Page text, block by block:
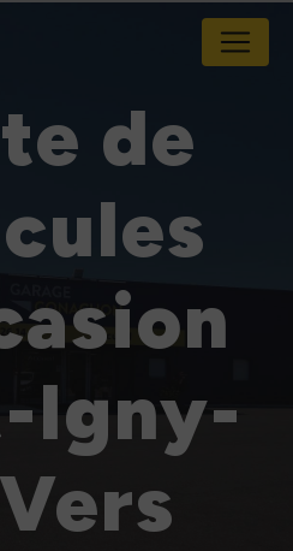
de
Igny-